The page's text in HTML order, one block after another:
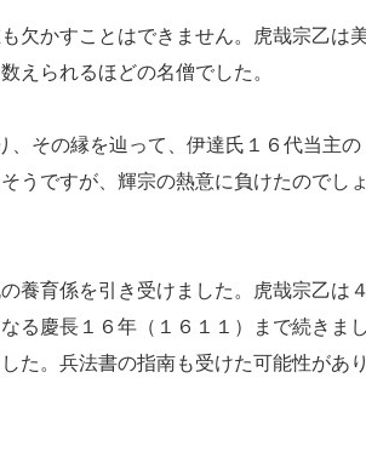
欠かすことはできません。虎哉宗乙は
えられるほどの名僧でした。
その縁を辿って、伊達氏１６代当主の
うですが、輝宗の熱意に負けたのでし
養育係を引き受けました。虎哉宗乙は
る慶長１６年（１６１１）まで続きま
た。兵法書の指南も受けた可能性があ